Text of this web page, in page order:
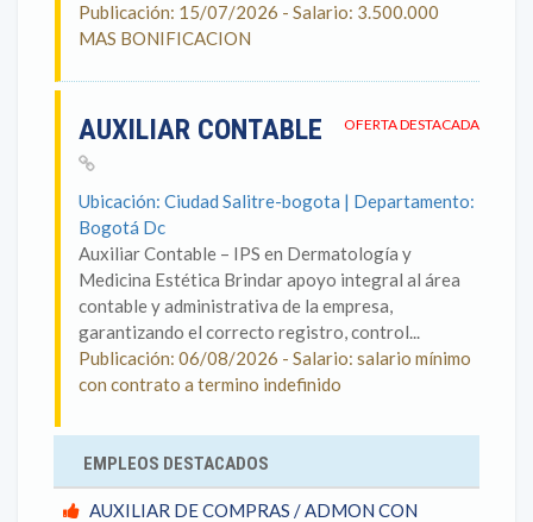
Publicación: 15/07/2026 - Salario: 3.500.000
MAS BONIFICACION
OFERTA DESTACADA
AUXILIAR CONTABLE
Ubicación: Ciudad Salitre-bogota | Departamento:
Bogotá Dc
Auxiliar Contable – IPS en Dermatología y
Medicina Estética Brindar apoyo integral al área
contable y administrativa de la empresa,
garantizando el correcto registro, control...
Publicación: 06/08/2026 - Salario: salario mínimo
con contrato a termino indefinido
EMPLEOS DESTACADOS
AUXILIAR DE COMPRAS / ADMON CON